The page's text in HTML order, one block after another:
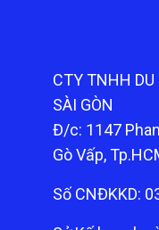
CTY TNHH
SÀI GÒN
Đ/c: 1147 Phan
Gò Vấp,
Số CNĐKKD: